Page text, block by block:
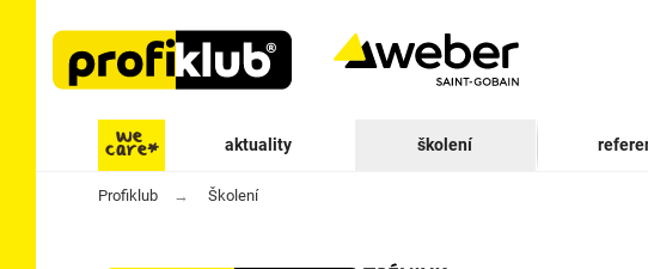
aktuality školení
Profiklub Školení